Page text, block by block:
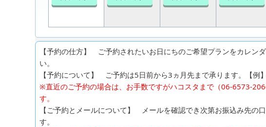
【予約の仕方】 ご予約されたいお日にちのご希望プランをカレン
い。
【予約について】 ご予約は5日前から3ヵ月先まで承ります。【例
※直近のご予約の場合は、お手数ですがハコスタまで（06-6573-
す。
【ご予約とメールについて】 メールを確認でき次第お振込み先の
す。